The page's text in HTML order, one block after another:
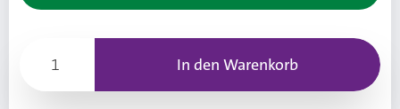
In den Warenkorb